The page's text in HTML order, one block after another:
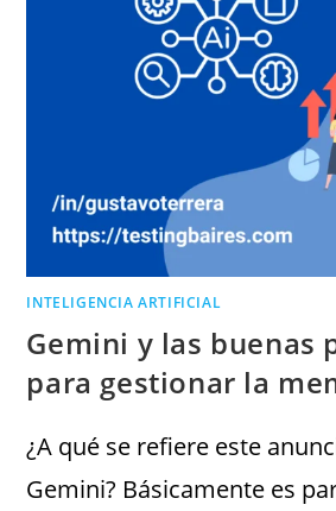
INTELIGENCIA ARTIFICIAL
Gemini y las buenas
para gestionar la
¿A qué se refiere este
Gemini? Básicamente es